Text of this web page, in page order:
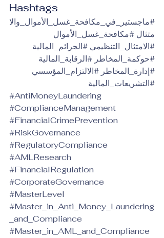
Hashtags
#ماجستير_في_مكافحة_غسل_الأموال_والا
متثال #مكافحة_غسل_الأموال
#الامتثال_التنظيمي #الجرائم_المالية
#حوكمة_المخاطر #الرقابة_المالية
#إدارة_المخاطر #الالتزام_المؤسسي
#التشريعات_المالية
#AntiMoneyLaundering
#ComplianceManagement
#FinancialCrimePrevention
#RiskGovernance
#RegulatoryCompliance
#AMLResearch
#FinancialRegulation
#CorporateGovernance
#MasterLevel
#Master_in_Anti_Money_Laundering
_and_Compliance
#Master_in_AML_and_Compliance